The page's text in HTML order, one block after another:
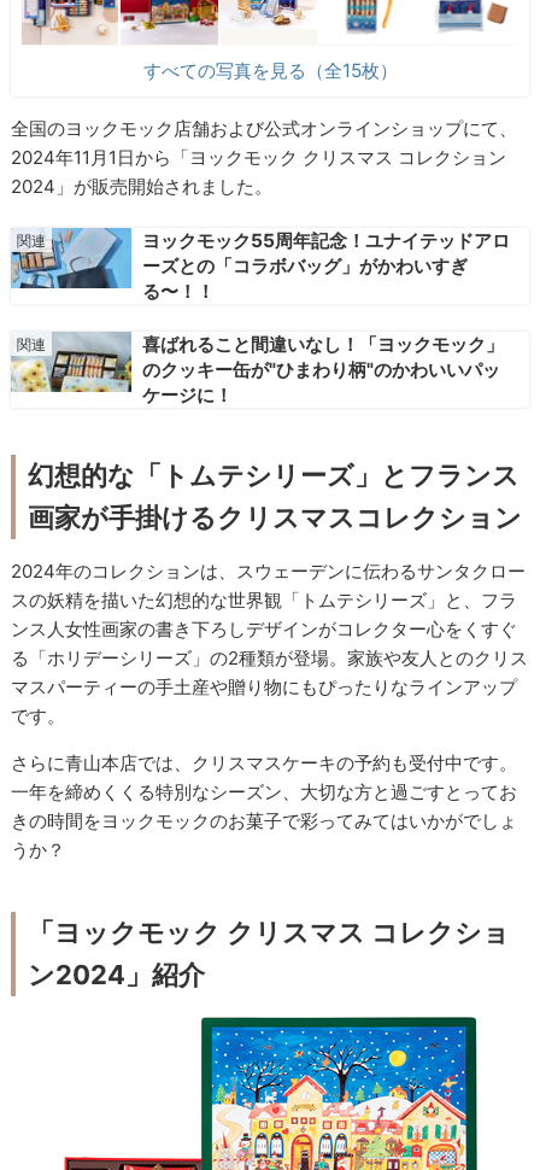
すべての写真を見る（全15枚）
全国のヨックモック店舗および公式オンラインショップにて、
2024年11月1日から「ヨックモック クリスマス コレクション
2024」が販売開始されました。
ヨックモック55周年記念！ユナイテッドアロ
ーズとの「コラボバッグ」がかわいすぎ
る〜！！
喜ばれること間違いなし！「ヨックモック」
のクッキー缶が"ひまわり柄"のかわいいパッ
ケージに！
幻想的な「トムテシリーズ」とフランス
画家が手掛けるクリスマスコレクション
2024年のコレクションは、スウェーデンに伝わるサンタクロー
スの妖精を描いた幻想的な世界観「トムテシリーズ」と、フラ
ンス人女性画家の書き下ろしデザインがコレクター心をくすぐ
る「ホリデーシリーズ」の2種類が登場。家族や友人とのクリス
マスパーティーの手土産や贈り物にもぴったりなラインアップ
です。
さらに青山本店では、クリスマスケーキの予約も受付中です。
一年を締めくくる特別なシーズン、大切な方と過ごすとってお
きの時間をヨックモックのお菓子で彩ってみてはいかがでしょ
うか？
「ヨックモック クリスマス コレクショ
ン2024」紹介